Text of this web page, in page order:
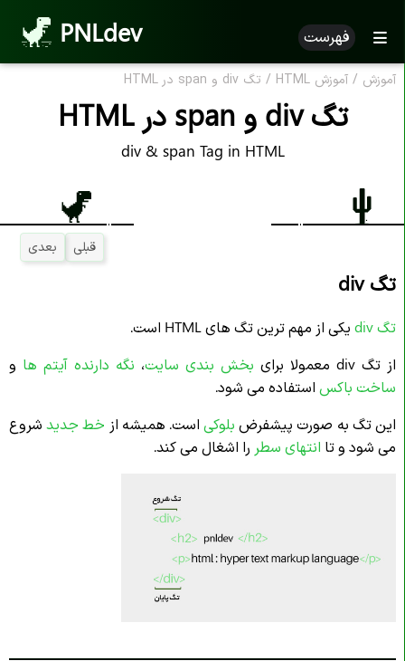
PNLdev فهرست
آموزش / آموزش HTML / تگ div و span در HTML
تگ div و span در HTML
div & span Tag in HTML
قبلی بعدی
تگ div
تگ div
یکی از مهم ترین تگ های HTML است.
از تگ div معمولا برای
بخش بندی سایت، نگه دارنده آیتم ها و
ساخت باکس استفاده می شود.
این تگ به صورت پیشفرض بلوکی است. همیشه از خط جدیدشروع
می شود و تا انتهای سطر را اشغال می کند.